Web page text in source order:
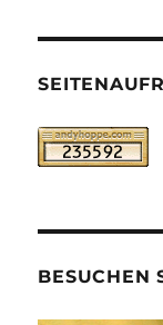
BESUCHEN